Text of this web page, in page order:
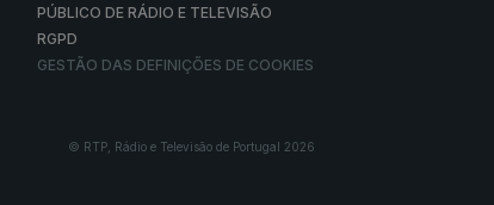
PÚBLICO DE RÁDIO E TELEVISÃO
RGPD
GESTÃO DAS DEFINIÇÕES DE COOKIES
© RTP, Rádio e Televisão de Portugal 2026